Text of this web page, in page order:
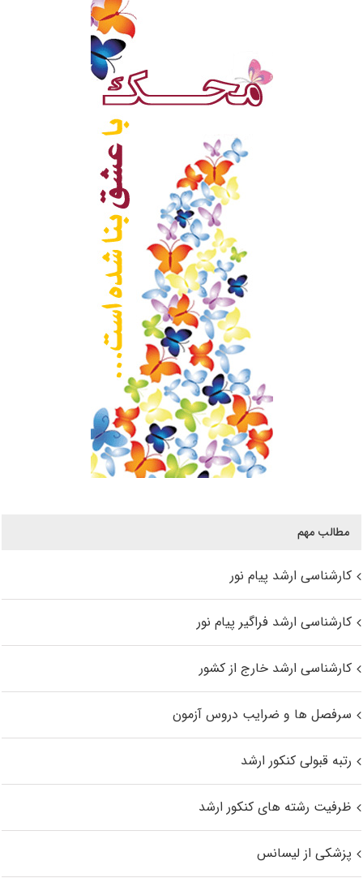
مطالب مهم
کارشناسی ارشد پیام نور
کارشناسی ارشد فراگیر پیام نور
کارشناسی ارشد خارج از کشور
سرفصل ها و ضرایب دروس آزمون
رتبه قبولی کنکور ارشد
ظرفیت رشته های کنکور ارشد
پزشکی از لیسانس